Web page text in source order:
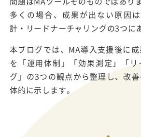
多くの場合、成果が出ない原因
計・リードナーチャリングの3つに
本ブログでは、MA導入支援後に
を「運用体制」「効果測定」「
グ」の3つの観点から整理し、改
体的に示します。